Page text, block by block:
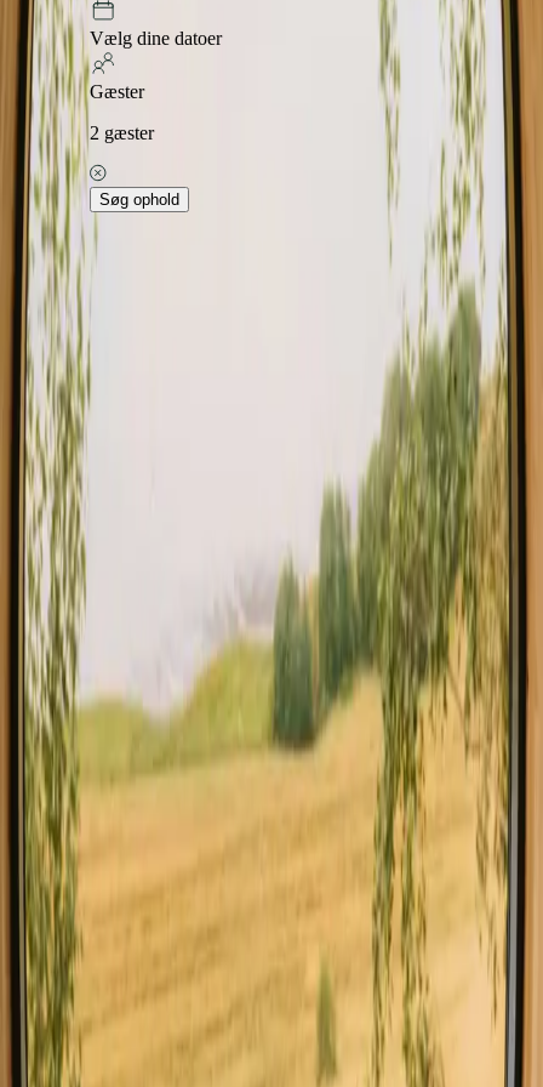
Vælg dine datoer
Gæster
2 gæster
Søg ophold
Oplev magien ved treehouses i Ardèche, hvor du kan tilbringe
natten i trætoppene og nyde den betagende natur. Denne region er
kendt for sine dybe kløfter og frodige landskaber, hvilket gør den til
et perfekt fristed for naturelskere. Med 9 unikke opholdsmuligheder
og en gennemsnitlig pris på 210 EUR, er der noget for enhver smag.
I Ardèche kan du finde forskellige typer treehouses, der varierer i stil
og faciliteter.
Læs mere
Udforsk trætophytter i andre lande
Trætophytter i Danmark Trætophytter i Portugal
Godt at vide inden du booker
trætophytte ophold i Ardeche
Det anbefales at booke din treehouse i forvejen, især i højsæsonen,
for at sikre dig den bedste oplevelse. Transportmulighederne kan
være begrænsede, så det kan være en fordel at have bil. Vær
opmærksom på lokale regler og respekter naturen under dit ophold.
Oplev trætophytte ophold i Ardeche
året rundt
Den bedste tid at besøge Ardèche for at bo i en treehouse er om
foråret og sommeren, når vejret er mildt og naturen blomstrer.
Efteråret byder på en smuk farveskala, mens vinteren kan være kold,
men stadig tilbyder en unik charme med sneklædte landskaber. Hver
sæson har sin egen skønhed og aktiviteter, der kan nydes.
Forår Sommer Efterår
Forår
Foråret i Ardèche bringer milde temperaturer og en overflod af
blomster. Det er en ideel tid til vandreture og udforskning af de
mange naturskønne stier. Dyrelivet vågner op, og gæster kan nyde
de frodige grønne landskaber, der blomstrer med liv.
Del dit sted med nysgerrige gæster
Vær vært på dine egne præmisser. Sæt din sæson, dine regler, din
fortælling. Vi klarer resten.
Bliv vært
Få inspiration til dit næste naturophold
Vær først til at opdage unikke ophold, rejsehistorier og sæsonguides